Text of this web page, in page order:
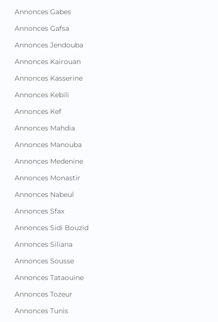
Annonces Gabes
Annonces Gafsa
Annonces Jendouba
Annonces Kairouan
Annonces Kasserine
Annonces Kebili
Annonces Kef
Annonces Mahdia
Annonces Manouba
Annonces Medenine
Annonces Monastir
Annonces Nabeul
Annonces Sfax
Annonces Sidi Bouzid
Annonces Siliana
Annonces Sousse
Annonces Tataouine
Annonces Tozeur
Annonces Tunis